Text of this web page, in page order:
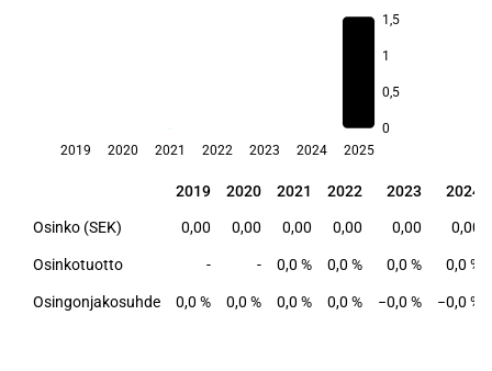
1,5
1
0,5
0
2019 2020 2021 2022 2023 2024 2025
2019 2020 2021 2022 2023 2024
2019 2020 2021 2022 2023 2024
Osinko (SEK) 0,00 0,00 0,00 0,00 0,00 0,00
Osinkotuotto - - 0,0 % 0,0 % 0,0 % 0,0 %
Osingonjakosuhde 0,0 % 0,0 % 0,0 % 0,0 % −0,0 % −0,0 %